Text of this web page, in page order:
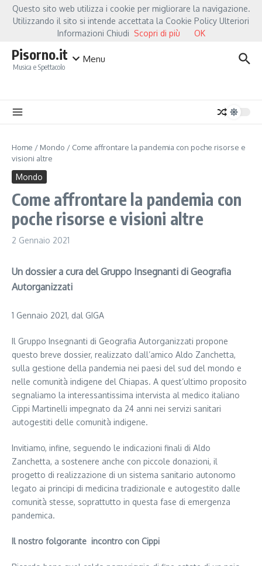
Salta al contenuto
Hot News
Fiorella Mannoia, a Capannori nasce “Anime Salve”: la data zero è un atto
Pisorno.it
Musica e Spettacolo
Menu
Home / Mondo / Come affrontare la pandemia con poche risorse e
visioni altre
Mondo
Come affrontare la pandemia con
poche risorse e visioni altre
2 Gennaio 2021
Un dossier a cura del Gruppo Insegnanti di Geografia
Autorganizzati
1 Gennaio 2021, dal GIGA
Il Gruppo Insegnanti di Geografia Autorganizzati propone
questo breve dossier, realizzato dall’amico Aldo Zanchetta,
sulla gestione della pandemia nei paesi del sud del mondo e
nelle comunità indigene del Chiapas. A quest’ultimo proposito
segnaliamo la interessantissima intervista al medico italiano
Cippi Martinelli impegnato da 24 anni nei servizi sanitari
autogestiti delle comunità indigene.
Invitiamo, infine, seguendo le indicazioni finali di Aldo
Zanchetta, a sostenere anche con piccole donazioni, il
progetto di realizzazione di un sistema sanitario autonomo
legato ai principi di medicina tradizionale e autogestito dalle
comunità stesse, soprattutto in questa fase di emergenza
pandemica.
Il nostro folgorante incontro con Cippi
Questo sito web utilizza i cookie per migliorare la navigazione.
Utilizzando il sito si intende accettata la Cookie Policy Ulteriori
Informazioni Chiudi Scopri di più OK